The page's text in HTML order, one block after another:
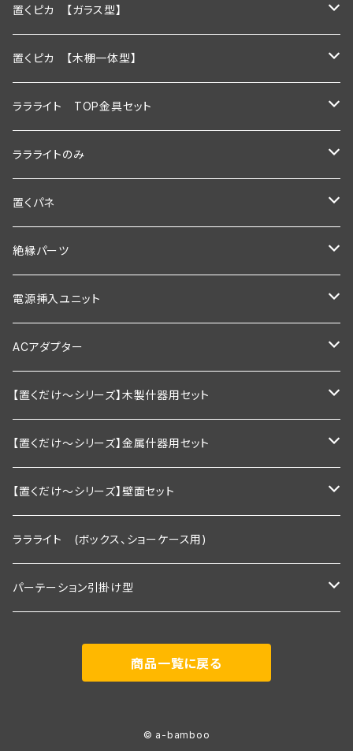
600ｍｍ
900ｍｍ
1200ｍｍ
600ｍｍ以下
900ｍｍ以下
1200ｍｍ以下
置くピカ 【ガラス型】
600ｍｍ
900ｍｍ
1200ｍｍ
600ｍｍ以下
900ｍｍ以下
1200ｍｍ以下
置くピカ 【木棚一体型】
600mm
900mm
1200ｍｍ
600mm以下
900mm以下
1200mm以下
ララライト TOP金具セット
600ｍｍ
900ｍｍ
1200ｍｍ
600ｍｍ以下
900ｍｍ以下
1200ｍｍ以下
ララライトのみ
600ｍｍ
900ｍｍ
1200ｍｍ
600ｍｍ以下
900ｍｍ以下
1200ｍｍ以下
置くパネ
棚板幅600×奥行200ｍｍ
棚板幅600×奥行250ｍｍ
棚板幅900×奥行200ｍｍ
棚板幅900×奥行250ｍｍ
棚板幅1200×奥行200ｍｍ
棚板幅1200×奥行250ｍｍ
絶縁パーツ
シングルタイプ
ダブルタイプ
絶縁引掛けタイプ
電源挿入ユニット
通常型
調光器付き
ACアダプター
業務用
家庭用向け
【置くだけ～シリーズ】木製什器用セット
2段セット
2段セット＋トップライト付き
3段セット
３段セット＋トップライト付き
【置くだけ～シリーズ】金属什器用セット
Ｒシリーズ 30ｃｍ板・置くピカタイプ
２段タイプ 埋込照明付き棚板×2枚＋棚板
３段タイプ 埋込照明付き棚板×３枚＋棚板
Ｒシリーズ 30ｃｍ板・埋込タイプ
２段タイプ 埋込照明付き棚板×2枚＋棚板
Ｓシリーズ 30ｃｍ板・置くピカタイプ
３段タイプ 埋込照明付き棚板×３枚＋棚板
２段タイプ 埋込照明付き棚板×2枚＋棚板
Ｐシリーズ 30ｃｍ板・置くピカタイプ
２段タイプ 埋込照明付き棚板×2枚＋棚板
Ｐシリーズ 30ｃｍ板・埋込タイプ
【置くだけ～シリーズ】壁面セット
Rシリーズ 【既存】タイプ
2段用タイプ
Rシリーズ 【新規】30ｃｍ板・埋込タイプ
3段用タイプ 埋込照明付き棚板×3枚＋棚板
Ｓシリーズ 【新規】30ｃｍ板・埋込タイプ
2段用タイプ 埋込照明付き棚板×2枚＋棚板
ララライト (ボックス、ショーケース用)
パーテーション引掛け型
展示会向け 2400ｍｍタイプ(照明付き棚板3枚付き)
事務所用 900ｍｍタイプ(棚板2枚付き)
商品一覧に戻る
© a-bamboo